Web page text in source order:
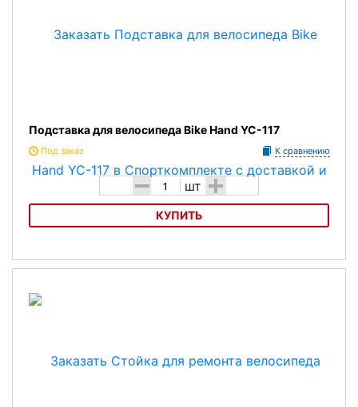
Подставка для велосипеда Bike Hand YC-117
Под заказ К сравнению
- шт +
КУПИТЬ
Подставка для велосипеда Bike Hand YC-117